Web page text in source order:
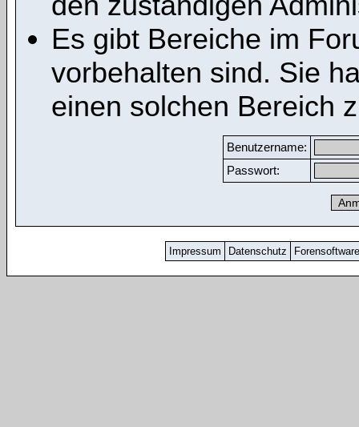
Es gibt Bereiche im
vorbehalten sind. Sie
einen solchen Bereich
Benutzername:
Passwort:
Impressum Datenschutz